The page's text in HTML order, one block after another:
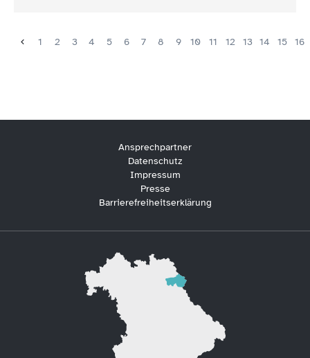
1 2 3 4 5 6 7 8 9 10 11 12 13 14 15 16
Ansprechpartner
Datenschutz
Impressum
Presse
Barrierefreiheitserklärung